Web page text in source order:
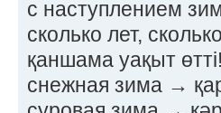
с наступлением
сколько лет,
қаншама уақыт өтті!
снежная зима →